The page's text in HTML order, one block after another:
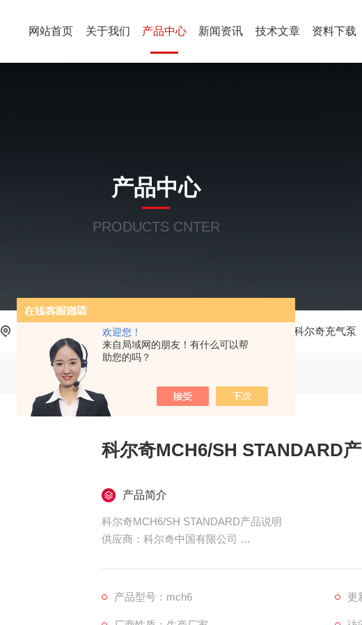
欢迎您！
来自局域网的朋友！有什么可以帮
助您的吗？
网站首页 关于我们 产品中心 新闻资讯 技术文章 资料下载
产品中心
PRODUCTS CNTER
产品中心 科尔奇充气泵
科尔奇MCH6/SH STANDARD
产品简介
科尔奇MCH6/SH STANDARD产品说明
供应商：科尔奇中国有限公司
滤器,产出的呼吸空气纯净无异味,符合欧盟EN12021标准
产品型号：mch6 更